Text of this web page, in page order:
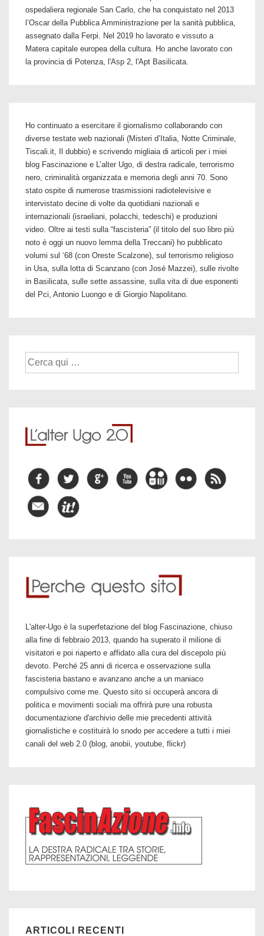
ospedaliera regionale San Carlo, che ha conquistato nel 2013
l’Oscar della Pubblica Amministrazione per la sanità pubblica,
assegnato dalla Ferpi. Nel 2019 ho lavorato e vissuto a
Matera capitale europea della cultura. Ho anche lavorato con
la provincia di Potenza, l'Asp 2, l'Apt Basilicata.
Ho continuato a esercitare il giornalismo collaborando con
diverse testate web nazionali (Misteri d’Italia, Notte Criminale,
Tiscali.it, Il dubbio) e scrivendo migliaia di articoli per i miei
blog Fascinazione e L’alter Ugo, di destra radicale, terrorismo
nero, criminalità organizzata e memoria degli anni 70. Sono
stato ospite di numerose trasmissioni radiotelevisive e
intervistato decine di volte da quotidiani nazionali e
internazionali (israeliani, polacchi, tedeschi) e produzioni
video. Oltre ai testi sulla “fascisteria” (il titolo del suo libro più
noto è oggi un nuovo lemma della Treccani) ho pubblicato
volumi sul ‘68 (con Oreste Scalzone), sul terrorismo religioso
in Usa, sulla lotta di Scanzano (con José Mazzei), sulle rivolte
in Basilicata, sulle sette assassine, sulla vita di due esponenti
del Pci, Antonio Luongo e di Giorgio Napolitano.
Cerca:
L'alter-Ugo è la superfetazione del blog Fascinazione, chiuso
alla fine di febbraio 2013, quando ha superato il milione di
visitatori e poi riaperto e affidato alla cura del discepolo più
devoto. Perché 25 anni di ricerca e osservazione sulla
fascisteria bastano e avanzano anche a un maniaco
compulsivo come me. Questo sito si occuperà ancora di
politica e movimenti sociali ma offrirà pure una robusta
documentazione d'archivio delle mie precedenti attività
giornalistiche e costituirà lo snodo per accedere a tutti i miei
canali del web 2.0 (blog, anobii, youtube, flickr)
ARTICOLI RECENTI